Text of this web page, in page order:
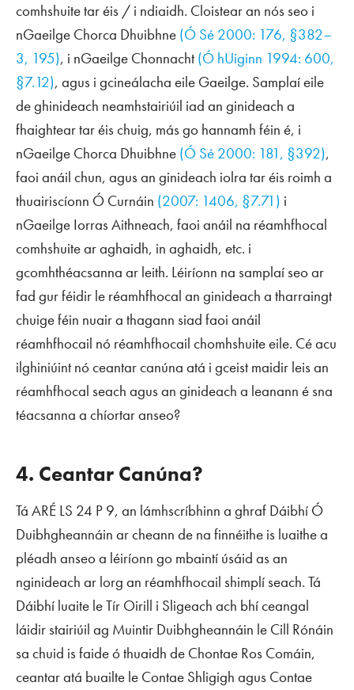
comhshuitetar éis / i ndiaidh. Cloistear an nós seo i
nGaeilge Chorca Dhuibhne (Ó Sé 2000: 176, §382–
3, 195), i nGaeilge Chonnacht (Ó hUiginn 1994: 600,
§7.12), agus i gcineálacha eile Gaeilge. Samplaí eile
de ghinideach neamhstairiúil iad an ginideach a
fhaightear tar éischuig, más go hannamh féin é, i
nGaeilge Chorca Dhuibhne (Ó Sé 2000: 181, §392),
faoi anáil chun, agus an ginideach iolra tar éis roimh a
thuairiscíonn Ó Curnáin (2007: 1406, §7.71) i
nGaeilge Iorras Aithneach, faoi anáil na réamhfhocal
comhshuitear aghaidh, in aghaidh, etc. i
gcomhthéacsanna ar leith. Léiríonn na samplaí seo ar
fad gur féidir le réamhfhocal an ginideach a tharraingt
chuige féin nuair a thagann siad faoi anáil
réamhfhocail nó réamhfhocail chomhshuite eile. Cé acu
ilghiniúint nó ceantar canúna atá i gceist maidir leis an
réamhfhocal seach agus an ginideach a leanann é sna
téacsanna a chíortar anseo?
4. Ceantar Canúna?
Tá ARÉ LS 24 P 9, an lámhscríbhinn a ghraf Dáibhí Ó
Duibhgheannáin ar cheann de na finnéithe is luaithe a
pléadh anseo a léiríonn go mbaintí úsáid as an
nginideach ar lorg an réamhfhocail shimplí seach. Tá
Dáibhí luaite le Tír Oirill i Sligeach ach bhí ceangal
láidir stairiúil ag Muintir Duibhgheannáin le Cill Rónáin
sa chuid is faide ó thuaidh de Chontae Ros Comáin,
ceantar atá buailte le Contae Shligigh agus Contae